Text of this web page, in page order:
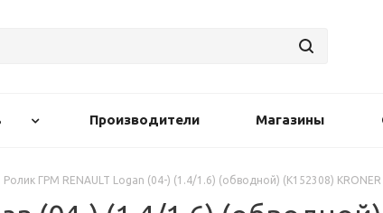
Производители Магазины
Ролик ГРМ RENAULT Logan (04-) (1.4/1.6) (обводной) (K152308) KRONER